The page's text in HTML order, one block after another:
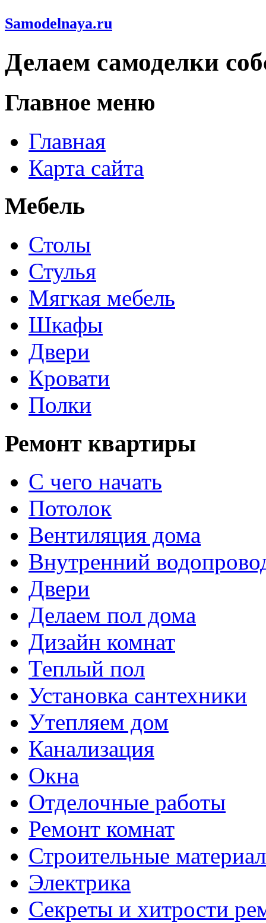
Samodelnaya.ru
Делаем самоделки
Главное меню
Главная
Карта сайта
Мебель
Столы
Стулья
Мягкая мебель
Шкафы
Двери
Кровати
Полки
Ремонт квартиры
С чего начать
Потолок
Вентиляция дома
Внутренний
Двери
Делаем пол дома
Дизайн комнат
Теплый пол
Установка сантехники
Утепляем дом
Канализация
Окна
Отделочные работы
Ремонт комнат
Строительные
Электрика
Секреты и хитрости